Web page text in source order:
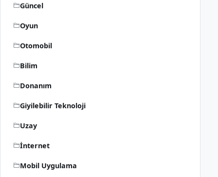
Güncel
Oyun
Otomobil
Bilim
Donanım
Giyilebilir Teknoloji
Uzay
İnternet
Mobil Uygulama